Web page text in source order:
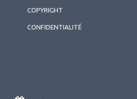
COPYRIGHT
CONFIDENTIALITÉ